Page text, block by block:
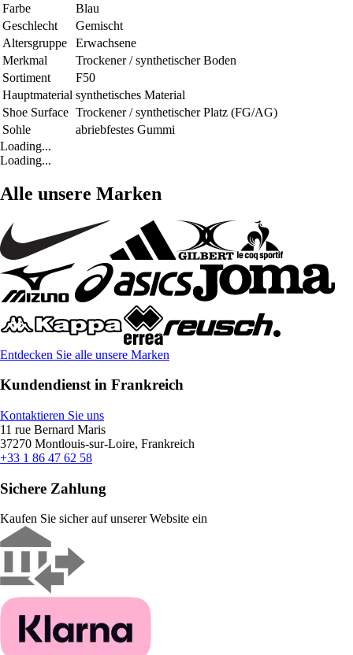
Farbe
Blau
Geschlecht
Gemischt
Altersgruppe
Erwachsene
Merkmal
Trockener / synthetischer Boden
Sortiment
F50
Hauptmaterial synthetisches Material
Shoe Surface Trockener / synthetischer Platz (FG/AG)
Sohle
abriebfestes Gummi
Loading...
Loading...
Alle unsere Marken
Entdecken Sie alle unsere Marken
Kundendienst in Frankreich
Kontaktieren Sie uns
11 rue Bernard Maris
37270 Montlouis-sur-Loire, Frankreich
+33 1 86 47 62 58
Sichere Zahlung
Kaufen Sie sicher auf unserer Website ein